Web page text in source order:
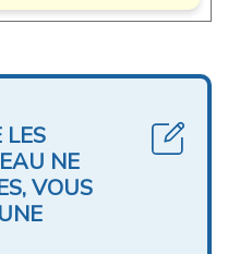
LES
NE
VOUS